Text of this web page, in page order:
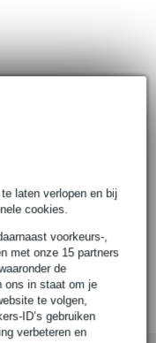
laten verlopen en bij
cookies.
voorkeurs-,
met onze 15 partners
de
ons in staat om je
te volgen,
ID’s gebruiken
verbeteren en